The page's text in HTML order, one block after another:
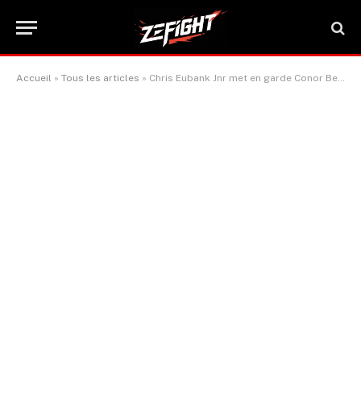
Accueil » Tous les articles » Chris Eubank Jnr met en garde Conor Benn – et menace Nigel